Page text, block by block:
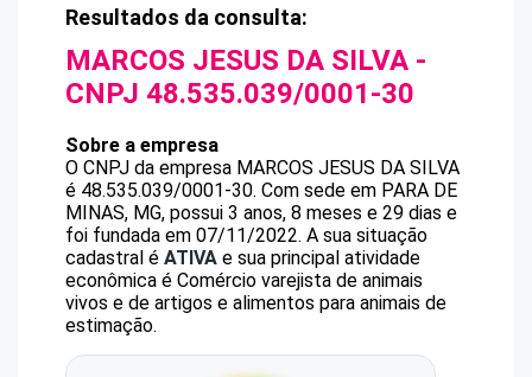
Resultados da consulta:
MARCOS JESUS DA SILVA -
CNPJ 48.535.039/0001-30
Sobre a empresa
O CNPJ da empresa MARCOS JESUS DA SILVA
é 48.535.039/0001-30. Com sede em PARA DE
MINAS, MG, possui 3 anos, 8 meses e 29 dias e
foi fundada em 07/11/2022. A sua situação
cadastral é ATIVA e sua principal atividade
econômica é Comércio varejista de animais
vivos e de artigos e alimentos para animais de
estimação.